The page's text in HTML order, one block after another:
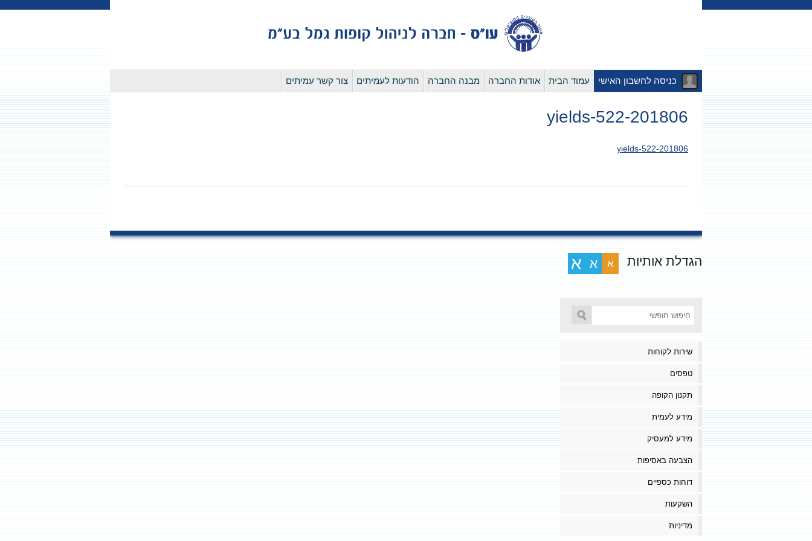
לדלג
כניסה לחשבון האישי עמוד הבית אודות החברה מבנה החברה הודעות לעמיתים צור קשר עמיתים
201806-yields-522
201806-yields-522
הגדלת אותיות א א א
שירות לקוחות
טפסים
תקנון הקופה
מידע לעמית
מידע למעסיק
הצבעה באסיפות
דוחות כספיים
השקעות
מדיניות